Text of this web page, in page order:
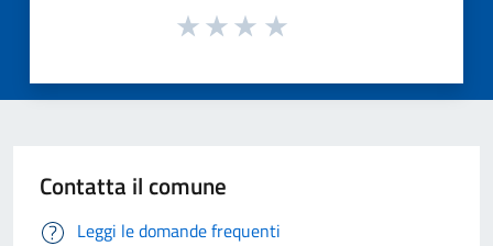
Contatta il comune
Leggi le domande frequenti